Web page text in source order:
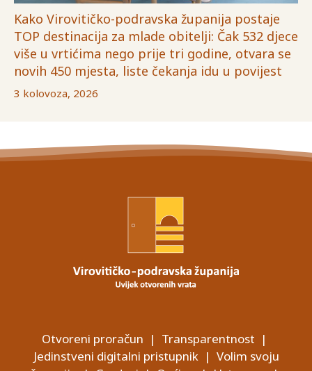
Kako Virovitičko-podravska županija postaje
TOP destinacija za mlade obitelji: Čak 532 djece
više u vrtićima nego prije tri godine, otvara se
novih 450 mjesta, liste čekanja idu u povijest
3 kolovoza, 2026
Otvoreni proračun | Transparentnost |
Jedinstveni digitalni pristupnik| Volim svoju